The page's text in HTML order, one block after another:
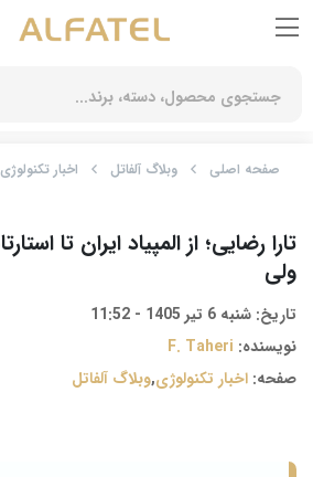
صفحه اصلی وبلاگ آلفاتل اخبار تکنولوژی
ولی
تاریخ: شنبه 6 تیر 1405 - 11:52
نویسنده: F. Taheri
صفحه: اخبار تکنولوژی,وبلاگ آلفاتل